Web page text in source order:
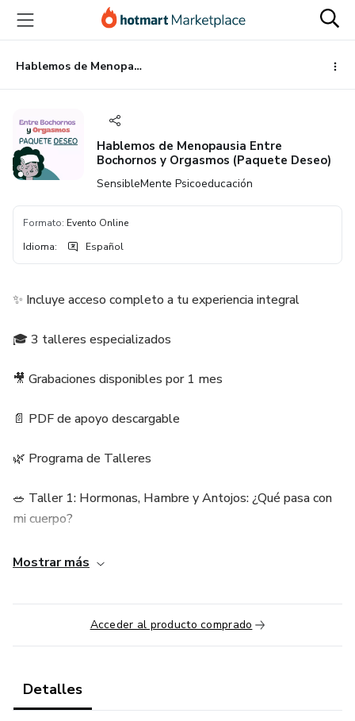
principal
página
de
página
Hablemos de Menopausia Entre Bochornos y Orgasmos (Paquete Deseo)
Hablemos de Menopausia Entre
Bochornos y Orgasmos (Paquete Deseo)
SensibleMente Psicoeducación
Formato: Evento Online
Idioma: Español
✨ Incluye acceso completo a tu experiencia integral
🎓 3 talleres especializados
🎥 Grabaciones disponibles por 1 mes
📄 PDF de apoyo descargable
🌿 Programa de Talleres
🥗 Taller 1: Hormonas, Hambre y Antojos: ¿Qué pasa con
mi cuerpo?
Imparte: Nutrióloga Hormonal
Mostrar más
Acceder al producto comprado
Detalles